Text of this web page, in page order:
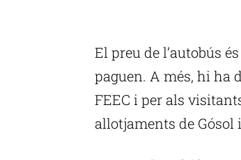
El preu de l’autobús
paguen. A més, hi ha
FEEC i per als
allotjaments de Gósol